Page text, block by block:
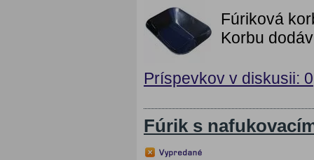
Fúriková
Korbu
Príspevkov v diskusii: 0
Fúrik s